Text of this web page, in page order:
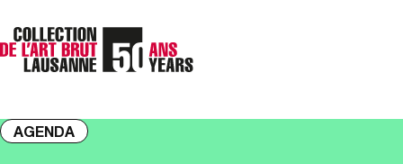
AGENDA